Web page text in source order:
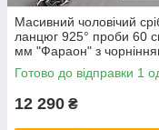
Масивний чоловічий
ланцюг 925° проби 60
мм "Фараон" з
Готово до відправки 1
12 290 ₴